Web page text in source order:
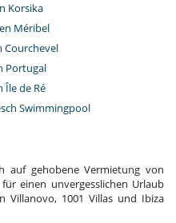
Korsika
Méribel
Courchevel
Portugal
Île de Ré
Swimmingpool
auf gehobene Vermietung von
einen unvergesslichen Urlaub
Villanovo, 1001 Villas und Ibiza